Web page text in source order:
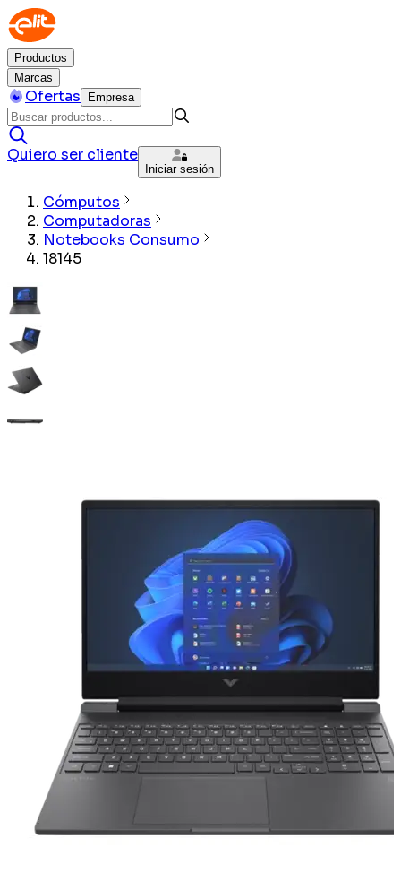
Productos
Marcas
Ofertas Empresa
Quiero ser cliente
Iniciar sesión
Cómputos
Computadoras
Notebooks Consumo
18145